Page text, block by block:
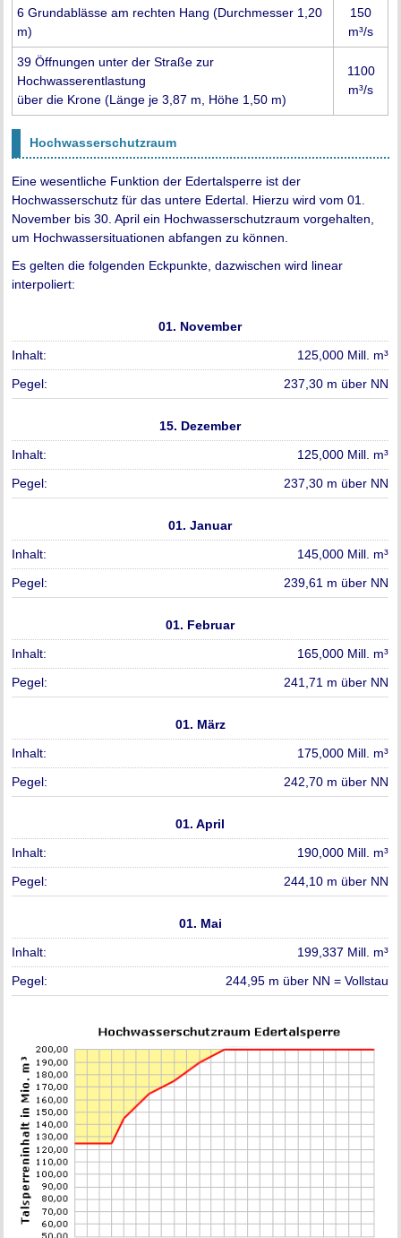
6 Grundablässe am rechten Hang (Durchmesser 1,20
m)
150
m³/s
39 Öffnungen unter der Straße zur
Hochwasserentlastung
über die Krone (Länge je 3,87 m, Höhe 1,50 m)
1100
m³/s
Hochwasserschutzraum
Eine wesentliche Funktion der Edertalsperre ist der
Hochwasserschutz für das untere Edertal. Hierzu wird vom 01.
November bis 30. April ein Hochwasserschutzraum vorgehalten,
um Hochwassersituationen abfangen zu können.
Es gelten die folgenden Eckpunkte, dazwischen wird linear
interpoliert:
01. November
125,000 Mill. m³
237,30 m über NN
15. Dezember
125,000 Mill. m³
237,30 m über NN
01. Januar
145,000 Mill. m³
239,61 m über NN
01. Februar
165,000 Mill. m³
241,71 m über NN
01. März
175,000 Mill. m³
242,70 m über NN
01. April
190,000 Mill. m³
244,10 m über NN
01. Mai
199,337 Mill. m³
244,95 m über NN = Vollstau